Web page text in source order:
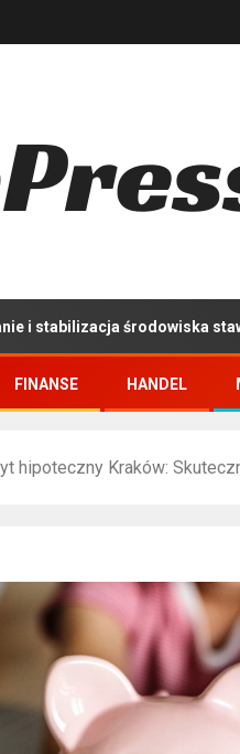
środowiska stawu
FINANSE HANDEL
hipoteczny Kraków: